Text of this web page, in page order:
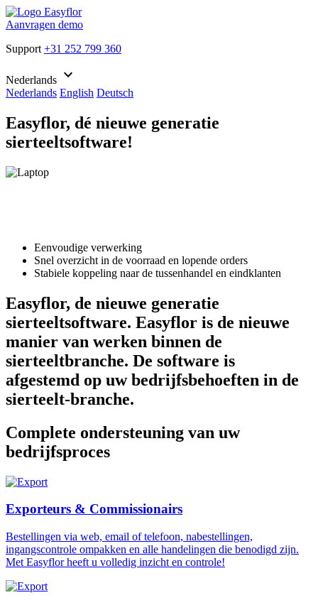
Aanvragen demo
Support +31 252 799 360
Nederlands keyboard_arrow_down
Nederlands English Deutsch
Easyflor, dé nieuwe generatie
sierteeltsoftware!
Eenvoudige verwerking
Snel overzicht in de voorraad en lopende orders
Stabiele koppeling naar de tussenhandel en eindklanten
Easyflor, de nieuwe generatie
sierteeltsoftware. Easyflor is de nieuwe
manier van werken binnen de
sierteeltbranche. De software is
afgestemd op uw bedrijfsbehoeften in de
sierteelt-branche.
Complete ondersteuning van uw
bedrijfsproces
Exporteurs & Commissionairs
Bestellingen via web, email of telefoon, nabestellingen,
ingangscontrole ompakken en alle handelingen die benodigd zijn.
Met Easyflor heeft u volledig inzicht en controle!